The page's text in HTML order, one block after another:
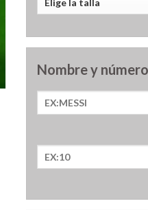
Nombre y número